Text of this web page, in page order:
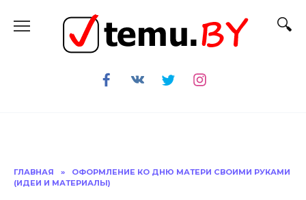
содержанию
ГЛАВНАЯ »
ОФОРМЛЕНИЕ КО ДНЮ МАТЕРИ СВОИМИ РУКАМИ
(ИДЕИ И МАТЕРИАЛЫ)